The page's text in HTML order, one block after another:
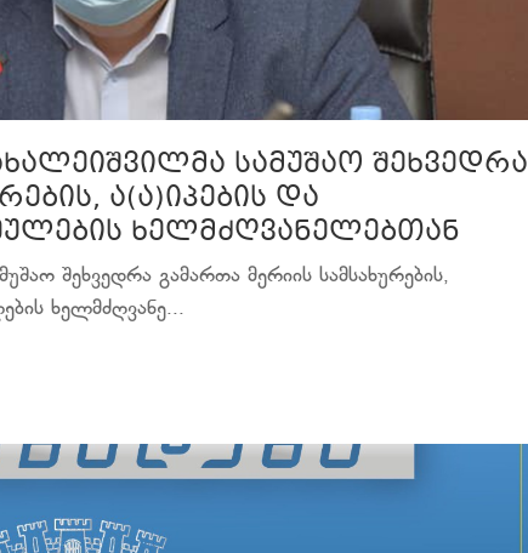
სამუშაო შეხვედრა
ა(ა)იპების და
ხელმძღვანელებთან
შეხვედრა გამართა მერიის სამსახურების,
ხელმძღვანე...